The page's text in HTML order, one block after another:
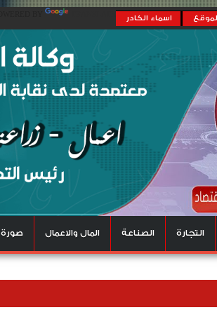
اسماء الكادر
التجارة الصناعة المال والاعمال